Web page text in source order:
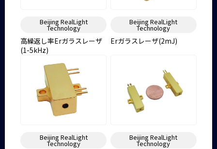
Beijing RealLight
Technology
高繰返し率Erガラスレーザ
(1-5kHz)
Beijing RealLight
Technology
Erガラスレーザ(2mJ)
Beijing RealLight
Technology
Beijing RealLight
Technology